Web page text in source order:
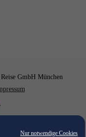
Nur notwendige Cookies
GmbH München